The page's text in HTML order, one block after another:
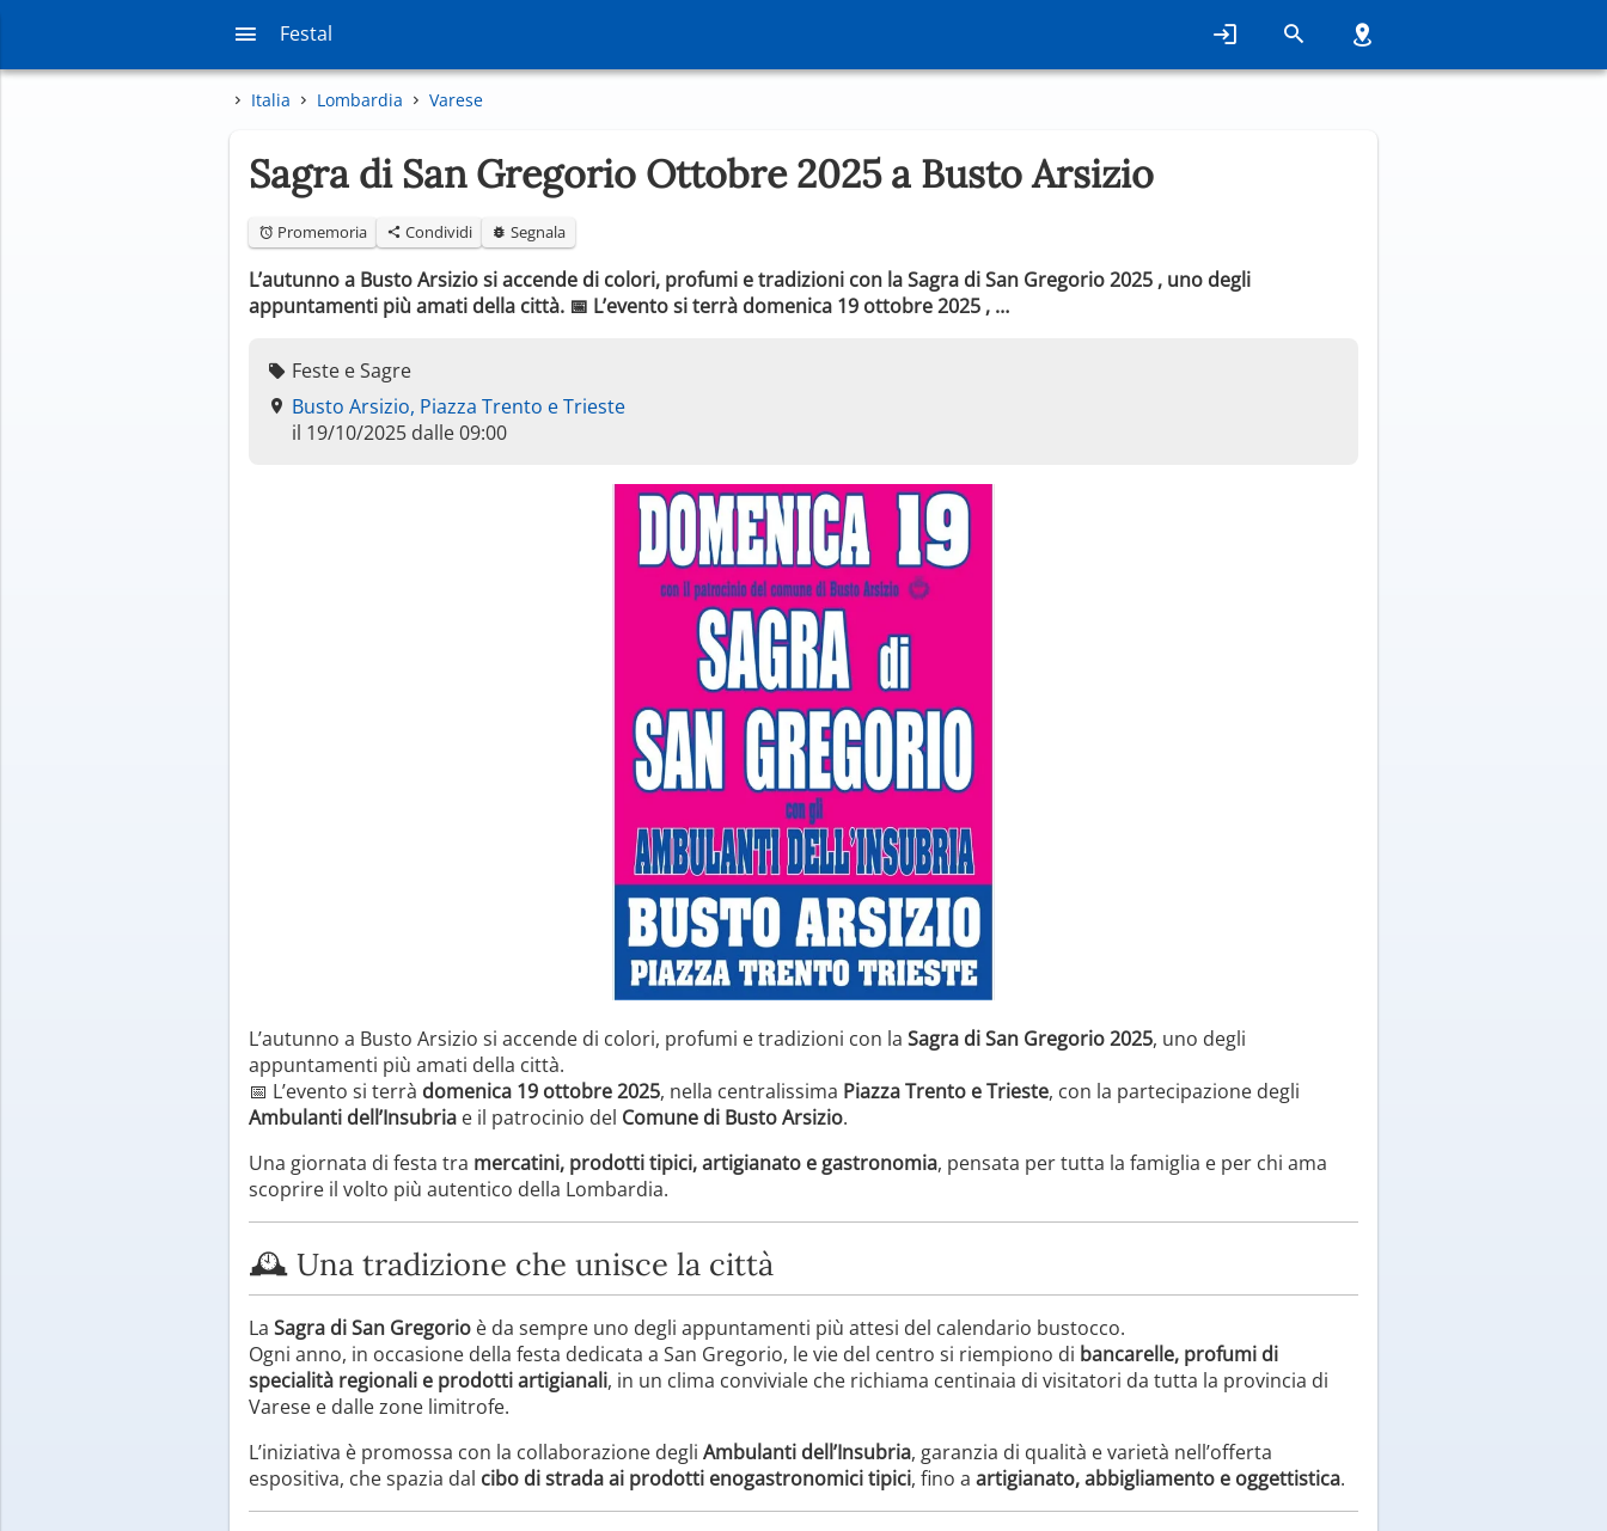
Festal
Italia Lombardia Varese
Sagra di San Gregorio Ottobre 2025 a Busto Arsizio
Promemoria Condividi Segnala
L’autunno a Busto Arsizio si accende di colori, profumi e tradizioni con la Sagra di San Gregorio 2025 , uno degli
appuntamenti più amati della città. 📅 L’evento si terrà domenica 19 ottobre 2025 , …
Feste e Sagre
Busto Arsizio, Piazza Trento e Trieste
il 19/10/2025 dalle 09:00
L’autunno a Busto Arsizio si accende di colori, profumi e tradizioni con la Sagra di San Gregorio 2025, uno degli
appuntamenti più amati della città.
📅 L’evento si terrà domenica 19 ottobre 2025, nella centralissima Piazza Trento e Trieste, con la partecipazione degli
Ambulanti dell’Insubria e il patrocinio del Comune di Busto Arsizio.
Una giornata di festa tra mercatini, prodotti tipici, artigianato e gastronomia, pensata per tutta la famiglia e per chi ama
scoprire il volto più autentico della Lombardia.
🕰️ Una tradizione che unisce la città
La Sagra di San Gregorio è da sempre uno degli appuntamenti più attesi del calendario bustocco.
Ogni anno, in occasione della festa dedicata a San Gregorio, le vie del centro si riempiono di bancarelle, profumi di
specialità regionali e prodotti artigianali, in un clima conviviale che richiama centinaia di visitatori da tutta la provincia di
Varese e dalle zone limitrofe.
L’iniziativa è promossa con la collaborazione degli Ambulanti dell’Insubria, garanzia di qualità e varietà nell’offerta
espositiva, che spazia dal cibo di strada ai prodotti enogastronomici tipici, fino a artigianato, abbigliamento e oggettistica.